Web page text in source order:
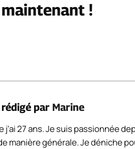
!
par Marine
j'ai 27 ans. Je suis passionnée
manière générale. Je déniche